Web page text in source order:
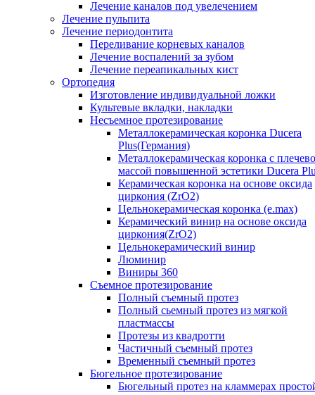
Лечение каналов под увелечением
Лечение пульпита
Лечение периодонтита
Переливание корневых каналов
Лечение воспалений за зубом
Лечение переапикальных кист
Ортопедия
Изготовление индивидуальной ложки
Культевые вкладки, накладки
Несъемное протезирование
Металлокерамическая коронка Ducera
Plus(Германия)
Металлокерамическая коронка с
массой повышенной эстетики Ducera
Керамическая коронка на основе оксида
циркония (ZrO2)
Цельнокерамическая коронка (e.max)
Керамический винир на основе оксида
циркония(ZrO2)
Цельнокерамический винир
Люминир
Виниры 360
Съемное протезирование
Полный съемный протез
Полный сьемный протез из мягкой
пластмассы
Протезы из квадротти
Частичный съемный протез
Временный съемный протез
Бюгельное протезирование
Бюгельный протез на кламмерах